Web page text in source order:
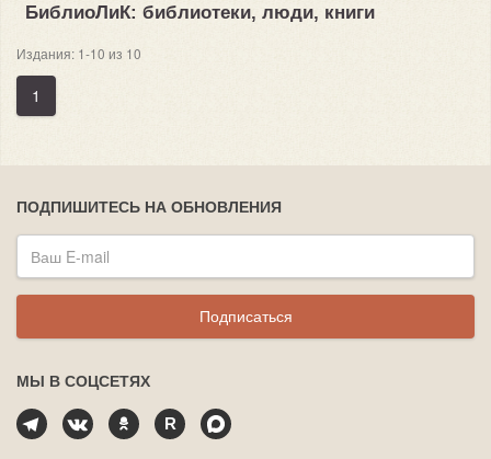
БиблиоЛиК: библиотеки, люди, книги
Издания: 1-10 из 10
1
ПОДПИШИТЕСЬ НА ОБНОВЛЕНИЯ
Подписаться
МЫ В СОЦСЕТЯХ